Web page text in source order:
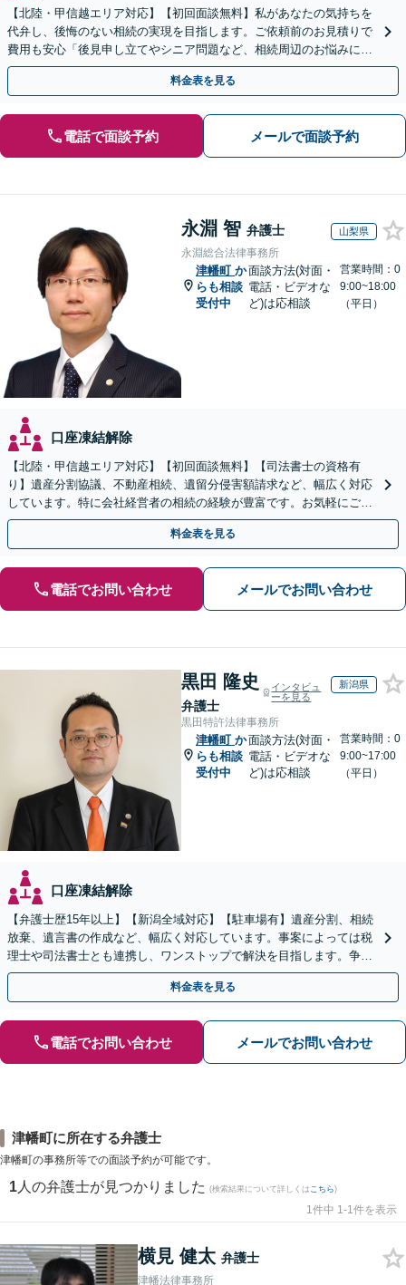
【北陸・甲信越エリア対応】【初回面談無料】私があなたの気持ちを
代弁し、後悔のない相続の実現を目指します。ご依頼前のお見積りで
費用も安心「後見申し立てやシニア問題など、相続周辺のお悩みにも
対処可能」【WEB面談対応】
料金表を見る
電話で面談予約 メールで面談予約
永淵 智 弁護士 山梨県
永淵総合法律事務所
津幡町 か
らも相談
受付中
面談方法(対面・
電話・ビデオな
ど)は応相談
営業時間：0
9:00~18:00
（平日）
口座凍結解除
【北陸・甲信越エリア対応】【初回面談無料】【司法書士の資格有
り】遺産分割協議、不動産相続、遺留分侵害額請求など、幅広く対応
しています。特に会社経営者の相続の経験が豊富です。お気軽にご相
談ください。【休日・夜間面談可】【オンライン面談可】
料金表を見る
電話でお問い合わせ メールでお問い合わせ
黒田 隆史
弁護士
インタビュ
ーを見る
新潟県
黒田特許法律事務所
津幡町 か
らも相談
受付中
面談方法(対面・
電話・ビデオな
ど)は応相談
営業時間：0
9:00~17:00
（平日）
口座凍結解除
【弁護士歴15年以上】【新潟全域対応】【駐車場有】遺産分割、相続
放棄、遺言書の作成など、幅広く対応しています。事案によっては税
理士や司法書士とも連携し、ワンストップで解決を目指します。争い
を防ぐためにもぜひご相談ください。【分割払い可】
料金表を見る
電話でお問い合わせ メールでお問い合わせ
津幡町に所在する弁護士
津幡町の事務所等での面談予約が可能です。
1 人の弁護士が見つかりました (検索結果について詳しくは こちら)
1件中 1-1件を表示
横見 健太 弁護士
津幡法律事務所